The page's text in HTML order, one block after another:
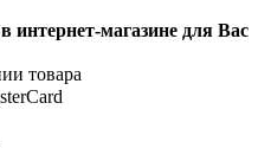
интернет-магазине для Вас
товара